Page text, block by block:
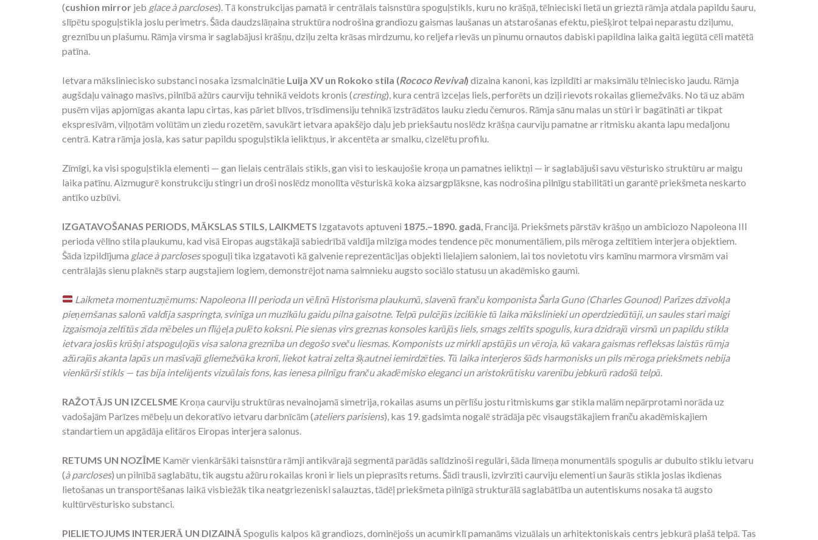
(cushion mirror jeb glace à parcloses). Tā konstrukcijas pamatā ir centrālais taisnstūra spoguļstikls, kuru no krāšņā, tēlnieciski lietā un grieztā rāmja atdala papildu šauru,
slīpētu spoguļstikla joslu perimetrs. Šāda daudzslāņaina struktūra nodrošina grandiozu gaismas laušanas un atstarošanas efektu, piešķirot telpai neparastu dziļumu,
greznību un plašumu. Rāmja virsma ir saglabājusi krāšņu, dziļu zelta krāsas mirdzumu, ko reljefa rievās un pinumu ornautos dabiski papildina laika gaitā iegūtā cēli matētā
patīna.
Ietvara māksliniecisko substanci nosaka izsmalcinātie Luija XV un Rokoko stila (Rococo Revival) dizaina kanoni, kas izpildīti ar maksimālu tēlniecisko jaudu. Rāmja
augšdaļu vainago masīvs, pilnībā ažūrs caurviju tehnikā veidots kronis (cresting), kura centrā izceļas liels, perforēts un dziļi rievots rokailas gliemežvāks. No tā uz abām
pusēm vijas apjomīgas akanta lapu cirtas, kas pāriet blīvos, trīsdimensiju tehnikā izstrādātos lauku ziedu čemuros. Rāmja sānu malas un stūri ir bagātināti ar tikpat
ekspresīvām, viļņotām volūtām un ziedu rozetēm, savukārt ietvara apakšējo daļu jeb priekšautu noslēdz krāšņa caurviju pamatne ar ritmisku akanta lapu medaljonu
centrā. Katra rāmja josla, kas satur papildu spoguļstikla ieliktņus, ir akcentēta ar smalku, cizelētu profilu.
Zīmīgi, ka visi spoguļstikla elementi — gan lielais centrālais stikls, gan visi to ieskaujošie kroņa un pamatnes ieliktņi — ir saglabājuši savu vēsturisko struktūru ar maigu
laika patīnu. Aizmugurē konstrukciju stingri un droši noslēdz monolīta vēsturiskā koka aizsargplāksne, kas nodrošina pilnīgu stabilitāti un garantē priekšmeta neskarto
antīko uzbūvi.
IZGATAVOŠANAS PERIODS, MĀKSLAS STILS, LAIKMETS Izgatavots aptuveni 1875.–1890. gadā , Francijā. Priekšmets pārstāv krāšņo un ambiciozo Napoleona III
perioda vēlīno stila plaukumu, kad visā Eiropas augstākajā sabiedrībā valdīja milzīga modes tendence pēc monumentāliem, pils mēroga zeltītiem interjera objektiem.
Šāda izpildījuma glace à parclosesspoguļi tika izgatavoti kā galvenie reprezentācijas objekti lielajiem saloniem, lai tos novietotu virs kamīnu marmora virsmām vai
centrālajās sienu plaknēs starp augstajiem logiem, demonstrējot nama saimnieku augsto sociālo statusu un akadēmisko gaumi.
Laikmeta momentuzņēmums: Napoleona III perioda un vēlīnā Historisma plaukumā, slavenā franču komponista Šarla Guno (Charles Gounod) Parīzes dzīvokļa
pieņemšanas salonā valdīja saspringta, svinīga un muzikālu gaidu pilna gaisotne. Telpā pulcējās izcilākie tā laika mākslinieki un operdziedātāji, un saules stari maigi
izgaismoja zeltītās zīda mēbeles un flīģeļa pulēto koksni. Pie sienas virs greznas konsoles karājās liels, smags zeltīts spogulis, kura dzidrajā virsmā un papildu stikla
ietvara joslās krāšņi atspoguļojās visa salona greznība un degošo sveču liesmas. Komponists uz mirkli apstājās un vēroja, kā vakara gaismas refleksas laistās rāmja
ažūrajās akanta lapās un masīvajā gliemežvāka kronī, liekot katrai zelta šķautnei iemirdzēties. Tā laika interjeros šāds harmonisks un pils mēroga priekšmets nebija
vienkārši stikls — tas bija inteliģents vizuālais fons, kas ienesa pilnīgu franču akadēmisko eleganci un aristokrātisku varenību jebkurā radošā telpā.
RAŽOTĀJS UN IZCELSME Kroņa caurviju struktūras nevainojamā simetrija, rokailas asums un pērlīšu jostu ritmiskums gar stikla malām nepārprotami norāda uz
vadošajām Parīzes mēbeļu un dekoratīvo ietvaru darbnīcām (ateliers parisiens), kas 19. gadsimta nogalē strādāja pēc visaugstākajiem franču akadēmiskajiem
standartiem un apgādāja elitāros Eiropas interjera salonus.
RETUMS UN NOZĪME Kamēr vienkāršāki taisnstūra rāmji antikvārajā segmentā parādās salīdzinoši regulāri, šāda līmeņa monumentāls spogulis ar dubulto stiklu ietvaru
(à parcloses) un pilnībā saglabātu, tik augstu ažūru rokailas kroni ir liels un pieprasīts retums. Šādi trausli, izvirzīti caurviju elementi un šaurās stikla joslas ikdienas
lietošanas un transportēšanas laikā visbiežāk tika neatgriezeniski salauztas, tādēļ priekšmeta pilnīgā strukturālā saglabātība un autentiskums nosaka tā augsto
kultūrvēsturisko substanci.
PIELIETOJUMS INTERJERĀ UN DIZAINĀ Spogulis kalpos kā grandiozs, dominējošs un acumirklī pamanāms vizuālais un arhitektoniskais centrs jebkurā plašā telpā. Tas